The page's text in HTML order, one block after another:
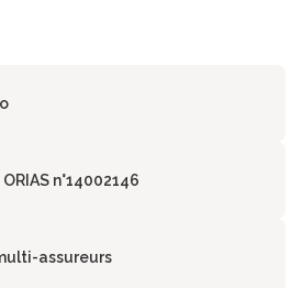
n°14002146
assureurs